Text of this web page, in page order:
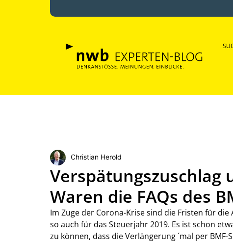
Christian Herold
Verspätungszuschlag
Waren die FAQs des
Im Zuge der Corona-Krise sind die Fristen für
so auch für das Steuerjahr 2019. Es ist schon
zu können, dass die Verlängerung ´mal per